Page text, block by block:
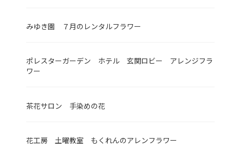
みゆき園 ７月のレンタルフラワー
ポレスターガーデン ホテル 玄関ロビー アレンジフラ
ワー
茶花サロン 手染めの花
花工房 土曜教室 もくれんのアレンフラワー